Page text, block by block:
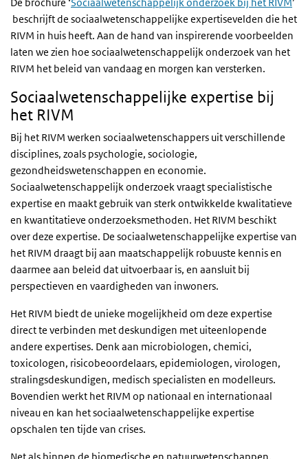
beschrijft de sociaalwetenschappelijke expertisevelden die het
RIVM in huis heeft. Aan de hand van inspirerende voorbeelden
laten we zien hoe sociaalwetenschappelijk onderzoek van het
RIVM het beleid van vandaag en morgen kan versterken.
Sociaalwetenschappelijke expertise bij
het RIVM
Bij het RIVM werken sociaalwetenschappers uit verschillende
disciplines, zoals psychologie, sociologie,
gezondheidswetenschappen en economie.
Sociaalwetenschappelijk onderzoek vraagt specialistische
expertise en maakt gebruik van sterk ontwikkelde kwalitatieve
en kwantitatieve onderzoeksmethoden. Het RIVM beschikt
over deze expertise. De sociaalwetenschappelijke expertise van
het RIVM draagt bij aan maatschappelijk robuuste kennis en
daarmee aan beleid dat uitvoerbaar is, en aansluit bij
perspectieven en vaardigheden van inwoners.
Het RIVM biedt de unieke mogelijkheid om deze expertise
direct te verbinden met deskundigen met uiteenlopende
andere expertises. Denk aan microbiologen, chemici,
toxicologen, risicobeoordelaars, epidemiologen, virologen,
stralingsdeskundigen, medisch specialisten en modelleurs.
Bovendien werkt het RIVM op nationaal en internationaal
niveau en kan het sociaalwetenschappelijke expertise
opschalen ten tijde van crises.